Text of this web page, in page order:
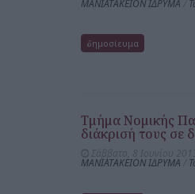
ΜΑΝΙΑΤΑΚΕΙΟΝ ΙΔΡΥΜΑ
δημοσίευμα
Τμήμα Νομικής
διάκρισή τους σε
ΜΑΝΙΑΤΑΚΕΙΟΝ ΙΔΡΥΜΑ